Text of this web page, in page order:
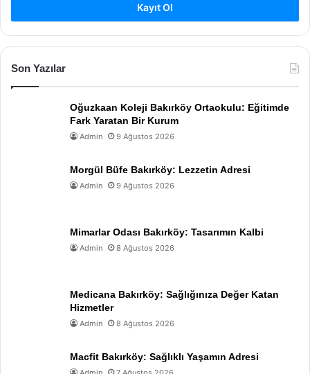
Kayıt Ol
Son Yazılar
Oğuzkaan Koleji Bakırköy Ortaokulu: Eğitimde
Fark Yaratan Bir Kurum
Admin 9 Ağustos 2026
Morgül Büfe Bakırköy: Lezzetin Adresi
Admin 9 Ağustos 2026
Mimarlar Odası Bakırköy: Tasarımın Kalbi
Admin 8 Ağustos 2026
Medicana Bakırköy: Sağlığınıza Değer Katan
Hizmetler
Admin 8 Ağustos 2026
Macfit Bakırköy: Sağlıklı Yaşamın Adresi